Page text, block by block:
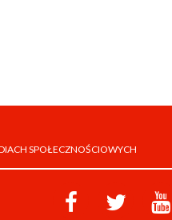
SPOŁECZNOŚCIOWYCH